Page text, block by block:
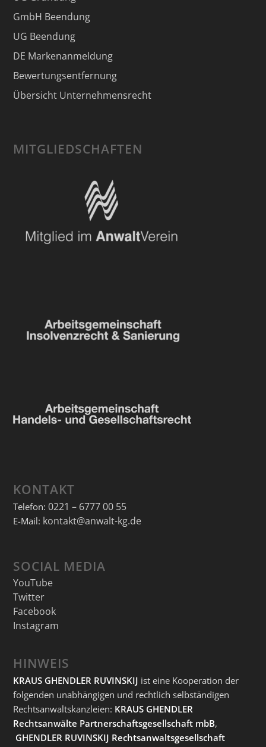
GmbH Beendung
UG Beendung
DE Markenanmeldung
Bewertungsentfernung
Übersicht Unternehmensrecht
MITGLIEDSCHAFTEN
KONTAKT
Telefon: 0221 – 6777 00 55
E-Mail: kontakt@anwalt-kg.de
SOCIAL MEDIA
YouTube
Twitter
Facebook
Instagram
HINWEIS
KRAUS GHENDLER RUVINSKIJ ist eine Kooperation der
folgenden unabhängigen und rechtlich selbständigen
Rechtsanwaltskanzleien: KRAUS GHENDLER
Rechtsanwälte Partnerschaftsgesellschaft mbB,
GHENDLER RUVINSKIJ Rechtsanwaltsgesellschaft